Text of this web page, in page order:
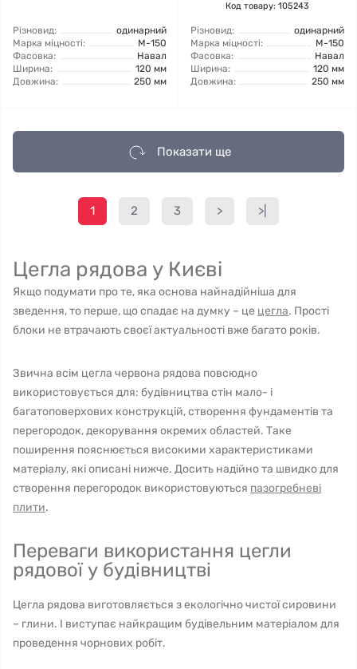
Різновид:
одинарний
Марка міцності:
М-150
Фасовка:
Навал
Ширина:
120 мм
Довжина:
250 мм
Код товару: 105243
Різновид:
одинарний
Марка міцності:
М-150
Фасовка:
Навал
Ширина:
120 мм
Довжина:
250 мм
Показати ще
1 2 3 > >|
Цегла рядова у Києві
Якщо подумати про те, яка основа найнадійніша для
зведення, то перше, що спадає на думку – це цегла. Прості
блоки не втрачають своєї актуальності вже багато років.
Звична всім цегла червона рядова повсюдно
використовується для: будівництва стін мало- і
багатоповерхових конструкцій, створення фундаментів та
перегородок, декорування окремих областей. Таке
поширення пояснюється високими характеристиками
матеріалу, які описані нижче. Досить надійно та швидко для
створення перегородок використовуються пазогребневі
плити.
Переваги використання цегли
рядової у будівництві
Цегла рядова виготовляється з екологічно чистої сировини
– глини. І виступає найкращим будівельним матеріалом для
проведення чорнових робіт.